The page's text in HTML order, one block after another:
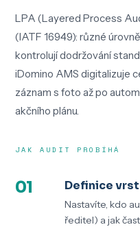
LPA (Layered Process
(IATF 16949): různé
kontrolují dodržování
iDomino AMS digitalizuje
záznam s foto až po
akčního plánu.
JAK AUDIT PROBÍHÁ
01 Definice
Nastavíte, kdo
ředitel) a jak